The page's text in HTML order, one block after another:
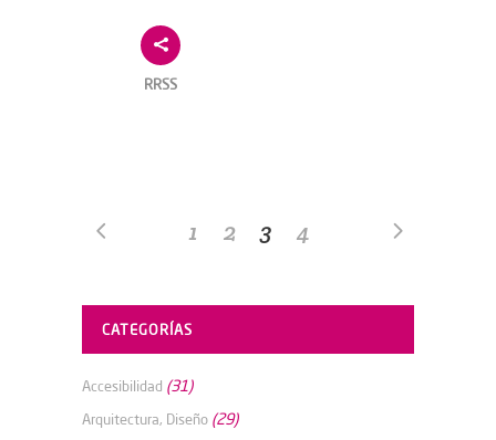
RRSS
1 2 3 4
CATEGORÍAS
Accesibilidad (31)
Arquitectura, Diseño (29)